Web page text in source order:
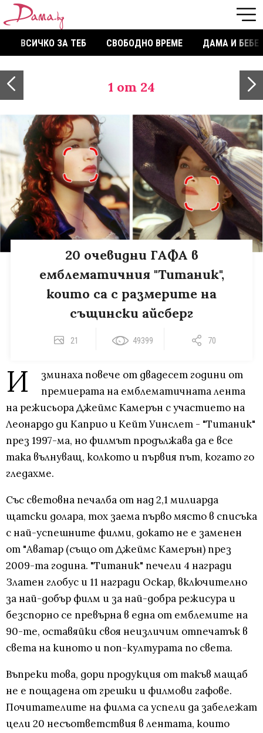
ВСИЧКО ЗА ТЕБ СВОБОДНО ВРЕМЕ ДАМА И БЕБЕ
1 от 24
20 очевидни ГАФА в
емблематичния "Титаник",
които са с размерите на
същински айсберг
21 49399 70
И
зминаха повече от двадесет години от
премиерата на емблематичната лента
на режисьора Джеймс Камерън с участието на
Леонардо ди Каприо и Кейт Уинслет - "Титаник"
през 1997-ма, но филмът продължава да е все
така вълнуващ, колкото и първия път, когато го
гледахме.
Със световна печалба от над 2,1 милиарда
щатски долара, тох заема първо място в списъка
с най-успешните филми, докато не е заменен
от "Аватар (също от Джеймс Камерън) през
2009-та година. "Титаник" печели 4 награди
Златен глобус и 11 награди Оскар, включително
за най-добър филм и за най-добра режисура и
безспорно се превърна в една от емблемите на
90-те, оставяйки своя неизличим отпечатък в
света на киното и поп-културата по света.
Въпреки това, дори продукция от такъв мащаб
не е пощадена от грешки и филмови гафове.
Почитателите на филма са успели да забележат
цели 20 несъответствия в лентата, които